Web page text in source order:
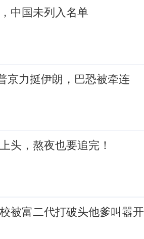
最高温达41.8℃
中国未列入名单
京力挺伊朗，巴恐被牵连
头，熬夜也要追完！
被富二代打破头他爹叫嚣开